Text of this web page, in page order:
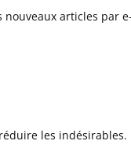
nouveaux articles par
les indésirables.